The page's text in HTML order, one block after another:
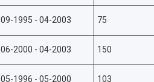
09-1995 - 04-2003 75
06-2000 - 04-2003 150
05-1996 - 05-2000 103